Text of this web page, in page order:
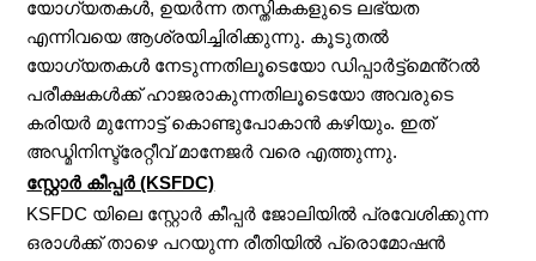
യോഗ്യതകൾ, ഉയർന്ന തസ്തികകളുടെ ലഭ്യത
എന്നിവയെ ആശ്രയിച്ചിരിക്കുന്നു. കൂടുതൽ
യോഗ്യതകൾ നേടുന്നതിലൂടെയോ ഡിപ്പാർട്ട്‌മെൻ്റൽ
പരീക്ഷകൾക്ക് ഹാജരാകുന്നതിലൂടെയോ അവരുടെ
കരിയർ മുന്നോട്ട് കൊണ്ടുപോകാൻ കഴിയും. ഇത്
അഡ്മിനിസ്ട്രേറ്റീവ് മാനേജർ വരെ എത്തുന്നു.
സ്റ്റോർ കീപ്പർ (KSFDC)
KSFDC യിലെ സ്റ്റോർ കീപ്പർ ജോലിയിൽ പ്രവേശിക്കുന്ന
ഒരാൾക്ക് താഴെ പറയുന്ന രീതിയിൽ പ്രൊമോഷൻ